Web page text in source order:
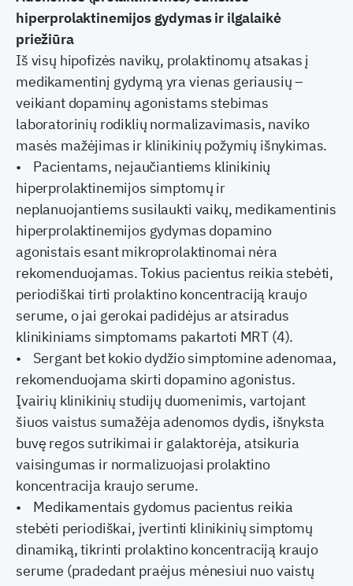
hiperprolaktinemijos gydymas ir ilgalaikė
priežiūra
Iš visų hipofizės navikų, prolaktinomų atsakas į
medikamentinį gydymą yra vienas geriausių –
veikiant dopaminų agonistams stebimas
laboratorinių rodiklių normalizavimasis, naviko
masės mažėjimas ir klinikinių požymių išnykimas.
• Pacientams, nejaučiantiems klinikinių
hiperprolaktinemijos simptomų ir
neplanuojantiems susilaukti vaikų, medikamentinis
hiperprolaktinemijos gydymas dopamino
agonistais esant mikroprolaktinomai nėra
rekomenduojamas. Tokius pacientus reikia stebėti,
periodiškai tirti prolaktino koncentraciją kraujo
serume, o jai gerokai padidėjus ar atsiradus
klinikiniams simptomams pakartoti MRT (4).
• Sergant bet kokio dydžio simptomine adenomaa,
rekomenduojama skirti dopamino agonistus.
Įvairių klinikinių studijų duomenimis, vartojant
šiuos vaistus sumažėja adenomos dydis, išnyksta
buvę regos sutrikimai ir galaktorėja, atsikuria
vaisingumas ir normalizuojasi prolaktino
koncentracija kraujo serume.
• Medikamentais gydomus pacientus reikia
stebėti periodiškai, įvertinti klinikinių simptomų
dinamiką, tikrinti prolaktino koncentraciją kraujo
serume (pradedant praėjus mėnesiui nuo vaistų